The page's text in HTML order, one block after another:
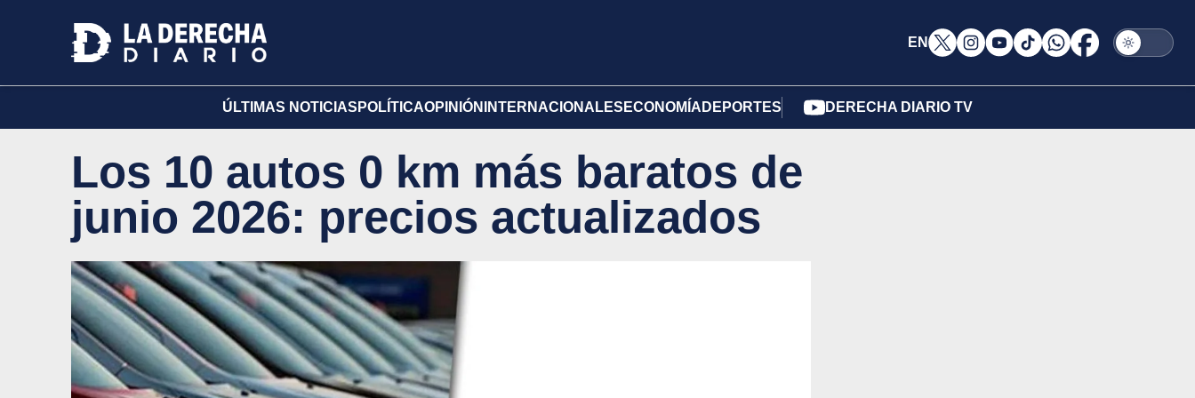
EN
ÚLTIMAS NOTICIAS POLÍTICAOPINIÓN INTERNACIONALES ECONOMÍA DEPORTES DERECHA DIARIO TV
Los 10 autos 0 km más baratos de
junio 2026: precios actualizados